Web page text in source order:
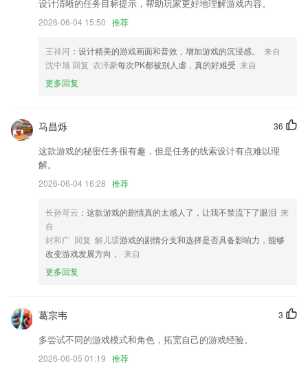
【优惠福利】超多福利超多惊喜，大额优惠券等你来领！
解决老用户的旧版本数据丢失的bug
优化安师傅业务，好服务只为您。
联系我们
以上就是人人捕鱼游戏的介绍，如果您喜欢这款软件，您可以到应用商店
进行打分评论，说出您的使用经历，以帮助我们更好的对产品进行优化修
设计清晰的任务目标提示，帮助玩家更好地理解游戏内容。
2026-06-04 15:50 推荐
王祥河 ：设计精美的游戏画面和音效，增加游戏的沉浸感。
来自
沈中旭 回复 农泽豪每次PK都被别人虐，真的好难受 来自
更多回复
36
马昌烁
这款游戏的秘密任务很有趣，但是任务的线索设计有点难以理
解。
2026-06-04 16:28 推荐
长孙苛云 ：这款游戏的剧情真的太感人了，让我不禁流下了眼泪 来
自
封和广 回复 解儿瑗游戏的剧情分支和选择是否具备影响力，能够
改变游戏发展方向，
来自
更多回复
3
葛宗韦
多尝试不同的游戏模式和角色，拓宽自己的游戏经验。
2026-06-05 01:19 推荐